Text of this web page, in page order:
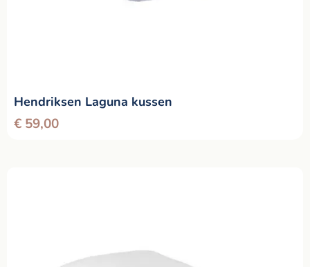
Hendriksen Laguna kussen
€ 59,00